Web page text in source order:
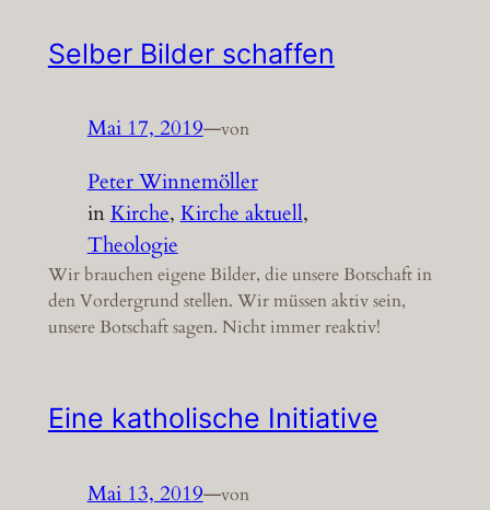
Selber Bilder schaffen
Mai 17, 2019—von
Peter Winnemöller
inKirche, Kirche aktuell
Theologie
Wir brauchen eigene Bilder, die unsere Botschaft in
den Vordergrund stellen. Wir müssen aktiv sein,
unsere Botschaft sagen. Nicht immer reaktiv!
Eine katholische Initiative
Mai 13, 2019—von